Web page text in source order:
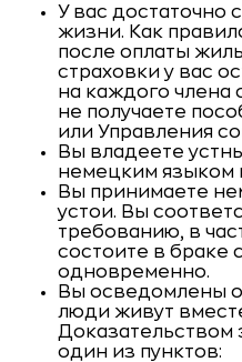
У вас достаточно
жизни. Как
после оплаты
страховки у вас
на каждого члена
не получаете
или Управления
Вы владеете
немецким языком
Вы принимаете
устои. Вы
требованию, в
состоите в браке
одновременно.
Вы осведомлены
люди живут
Доказательством
один из пунктов: